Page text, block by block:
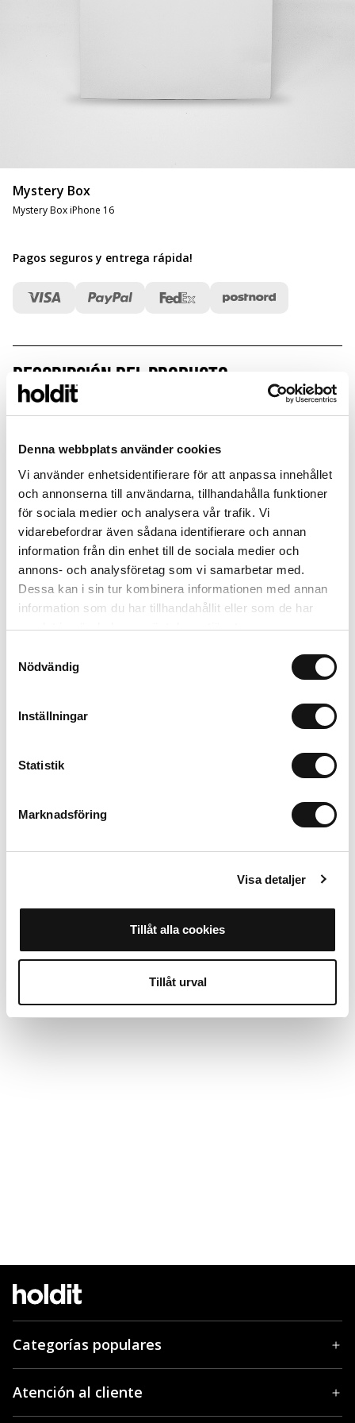
Denna webbplats använder cookies
Vi använder enhetsidentifierare för att anpassa innehållet
och annonserna till användarna, tillhandahålla funktioner
för sociala medier och analysera vår trafik. Vi
vidarebefordrar även sådana identifierare och annan
information från din enhet till de sociala medier och
annons- och analysföretag som vi samarbetar med.
Dessa kan i sin tur kombinera informationen med annan
information som du har tillhandahållit eller som de har
samlat in när du har använt deras tjänster.
Nödvändig
Inställningar
Statistik
Marknadsföring
Visa detaljer
Tillåt alla cookies
Tillåt urval
Mystery Box
Mystery Box iPhone 16
Pagos seguros y entrega rápida!
Descripción del producto
Vår Mystery Box innehåller 7 st utvalda mobilskal, ett smart sätt
slumpmässigt inför varje beställning och innehållet kan inte
bytas eller väljas i förväg.
Detalles
Combinar con
iPhone 16
Alternativas
Categorías populares
Atención al cliente